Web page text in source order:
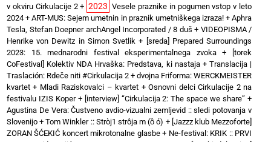
v okviru Cirkulacije 2+ 2023 Vesele praznike in pogumen vstop v leto
2024 +ART-MUS: Sejem umetnin in praznik umetniškega izraza!+Aphra
Tesla, Stefan Doepner archAngel Incorporated / 8 duš + VIDEOPISMA /
Henrike von Dewitz in Simon Svetlik + [sreda] Prepared Surroundings
2023: 15. mednarodni festival eksperimentalnega zvoka+
[torek
CoFestival] Kolektiv NDA Hrvaška: Predstava, ki nastaja+ Translacija |
Traslación: Rdeče niti #Cirkulacija 2 + dvojna Friforma: WERCKMEISTER
kvartet + Mladi Raziskovalci – kvartet +Osnovni delci Cirkulacije 2 na
festivalu IZIS Koper+ [interview] “Cirkulacija 2: The space we share” +
Agustina De Vera: Čustveno avdio-vizualni zemljevid :: sledi potovanja v
Slovenijo +Tom Winkler :: Stròj1 strôja m (ȍ ó) + [Jazzz klub Mezzoforte]
ZORAN ŠĆEKIĆ koncert mikrotonalne glasbe+ Ne-festival: KRIK :: PRVI